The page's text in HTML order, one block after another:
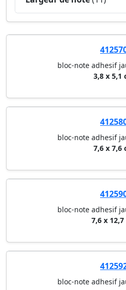
bloc-note adhesif
3,8 x 5,1
bloc-note adhesif
7,6 x 7,6
bloc-note adhesif
7,6 x 12,7
bloc-note adhesif